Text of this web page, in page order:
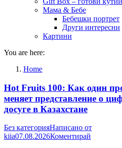
Мама & Бебе
Бебешки портрет
Други интересни
Картини
You are here:
Home
Hot Fruits 100: Как один
меняет представление о
досуге в Казахстане
Без категорияНаписано от
kiia07.08.2026Коментирай